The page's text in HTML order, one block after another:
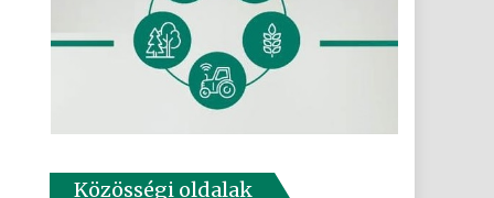
Közösségi oldalak